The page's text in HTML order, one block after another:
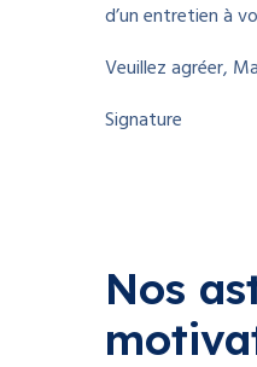
d’un entretien à
Veuillez agréer,
Signature
Nos